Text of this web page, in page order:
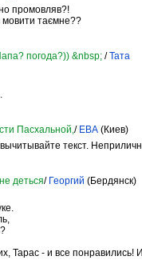
промовляв?!
мовити таємне??
погода?)) &nbsp; /Тата
Пасхальной,/ ЕВА (Киев)
текст.
деться/ Георгий (Бердянск)
Тарас - и все понравились!